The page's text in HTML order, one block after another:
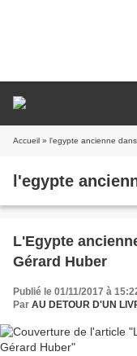
Accueil » l'egypte ancienne
l'egypte
L'Egypte
Gérard Huber
Publié le 01/11/2017 à
Par AU DETOUR D'UN